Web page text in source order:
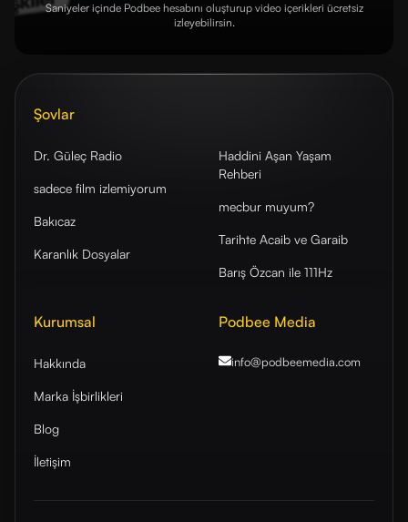
Saniyeler içinde Podbee hesabını oluşturup video içerikleri ücretsiz
izleyebilirsin.
Şovlar
Dr. Güleç Radio
sadece film izlemiyorum
Bakıcaz
Karanlık Dosyalar
Haddini Aşan Yaşam
Rehberi
mecbur muyum?
Tarihte Acaib ve Garaib
Barış Özcan ile 111Hz
Kurumsal
Hakkında
Marka İşbirlikleri
Blog
İletişim
Podbee Media
info@podbeemedia.com